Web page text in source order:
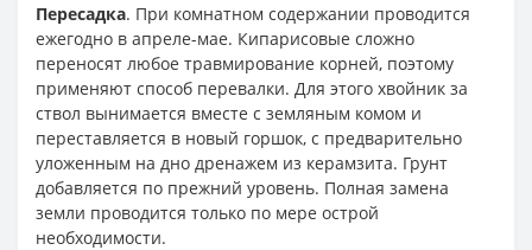
Пересадка. При комнатном содержании проводится
ежегодно в апреле-мае. Кипарисовые сложно
переносят любое травмирование корней, поэтому
применяют способ перевалки. Для этого хвойник за
ствол вынимается вместе с земляным комом и
переставляется в новый горшок, с предварительно
уложенным на дно дренажем из керамзита. Грунт
добавляется по прежний уровень. Полная замена
земли проводится только по мере острой
необходимости.